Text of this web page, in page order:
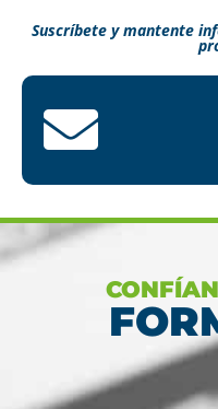
estudios
Suscríbete y mantente